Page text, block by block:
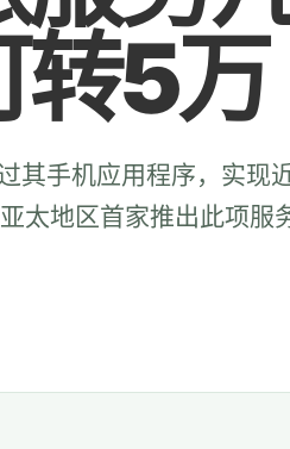
转5万
其手机应用程序，实现
太地区首家推出此项服